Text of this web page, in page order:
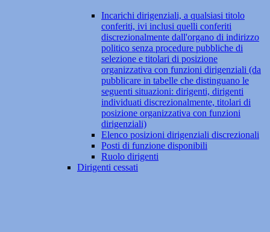
Incarichi dirigenziali, a qualsiasi titolo
conferiti, ivi inclusi quelli conferiti
discrezionalmente dall'organo di indirizzo
politico senza procedure pubbliche di
selezione e titolari di posizione
organizzativa con funzioni dirigenziali (da
pubblicare in tabelle che distinguano le
seguenti situazioni: dirigenti, dirigenti
individuati discrezionalmente, titolari di
posizione organizzativa con funzioni
dirigenziali)
Elenco posizioni dirigenziali discrezionali
Posti di funzione disponibili
Ruolo dirigenti
Dirigenti cessati